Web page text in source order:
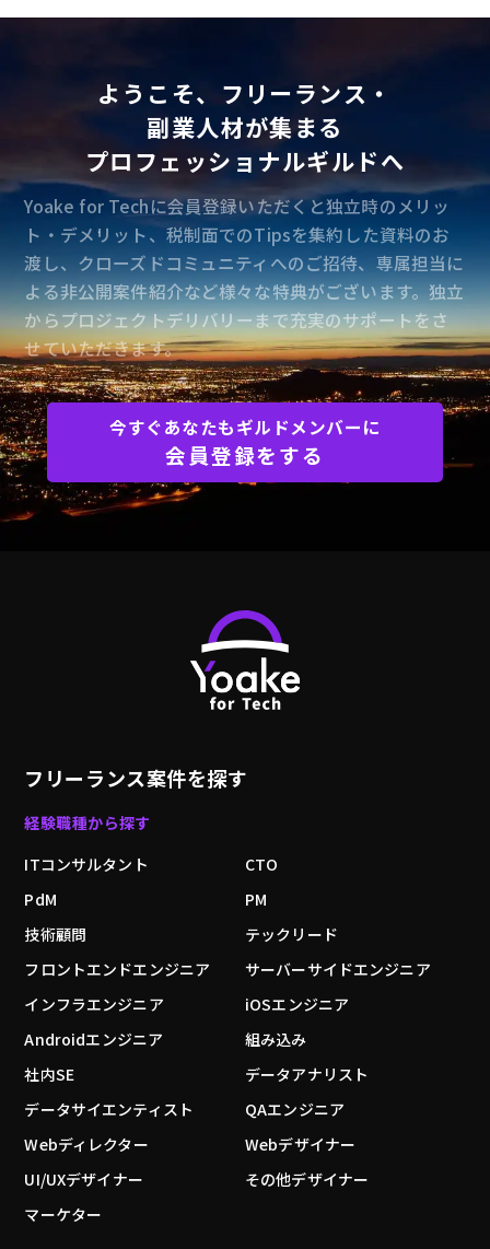
個人情報の第三者への開示・提供の禁止
当社は、お客さまよりお預かりした個人情報を適切に
管理し、次のいずれかに該当する場合を除き、個人情
報を第三者に開示いたしません。 お客さまの同意が
ある場合 お客さまが希望されるサービスを行なうた
めに当社が業務を委託する業者に対して開示する場合
法令に基づき開示することが必要である場合
個人情報の安全対策
当社は、個人情報の正確性及び安全性確保のために、
セキュリティに万全の対策を講じています。
お客さまがご本人の個人情報の照会・修正・削除など
をご希望される場合には、ご本人であることを確認の
当社は、保有する個人情報に関して適用される日本の
法令、その他規範を遵守するとともに、本ポリシーの
内容を適宜見直し、その改善に努めます。
ようこそ、フリーランス・
副業人材が集まる
プロフェッショナルギルドへ
Yoake for Techに会員登録いただくと独立時のメリッ
ト・デメリット、税制面でのTipsを集約した資料のお
渡し、クローズドコミュニティへのご招待、専属担当に
よる非公開案件紹介など様々な特典がございます。独立
からプロジェクトデリバリーまで充実のサポートをさ
せていただきます。
今すぐあなたもギルドメンバーに
会員登録をする
フリーランス案件を探す
経験職種から探す
ITコンサルタント
CTO
PdM
PM
技術顧問
テックリード
フロントエンドエンジニア
サーバーサイドエンジニア
インフラエンジニア
iOSエンジニア
Androidエンジニア
組み込み
社内SE
データアナリスト
データサイエンティスト
QAエンジニア
Webディレクター
Webデザイナー
UI/UXデザイナー
その他デザイナー
マーケター